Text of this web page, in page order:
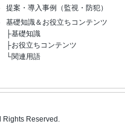
提案・導入事例（監視・防犯）
基礎知識＆お役立ちコンテンツ
├基礎知識
├お役立ちコンテンツ
└関連用語
Reserved.